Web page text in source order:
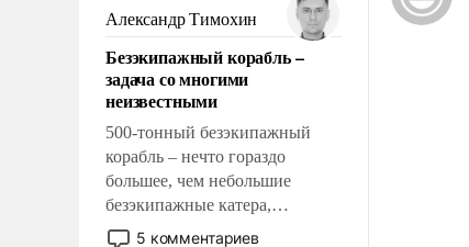
образованных людей. Иногда
казалось, что эти вопросы
решены раз и навсегда, но –
нет, не решены.
Александр Тимохин
Безэкипажный корабль –
задача со многими
неизвестными
500-тонный безэкипажный
корабль – нечто гораздо
большее, чем небольшие
безэкипажные катера,
применение которых уже
5 комментариев